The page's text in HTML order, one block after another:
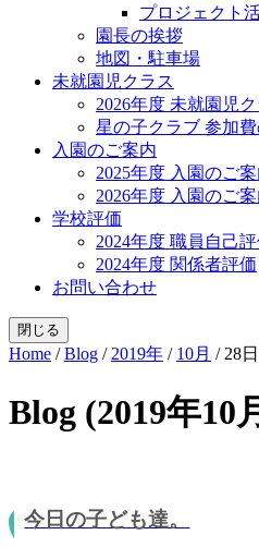
プロジェクト
園長の挨拶
地図・駐車場
未就園児クラス
2026年度 未就園児
星の子クラブ 参加
入園のご案内
2025年度 入園のご
2026年度 入園のご
学校評価
2024年度 職員自己
2024年度 関係者評価
お問い合わせ
閉じる
Home /Blog / 2019年 / 10月 / 28日
Blog (2019年10
今日の子ども達。